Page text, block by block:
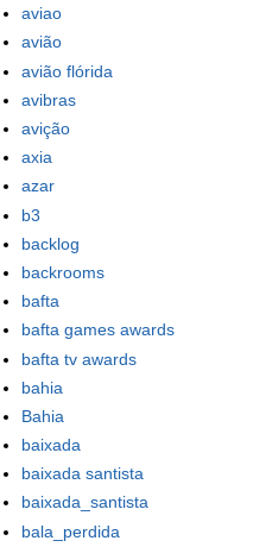
aviao
avião
avião flórida
avibras
avição
axia
azar
b3
backlog
backrooms
bafta
bafta games awards
bafta tv awards
bahia
Bahia
baixada
baixada santista
baixada_santista
bala_perdida